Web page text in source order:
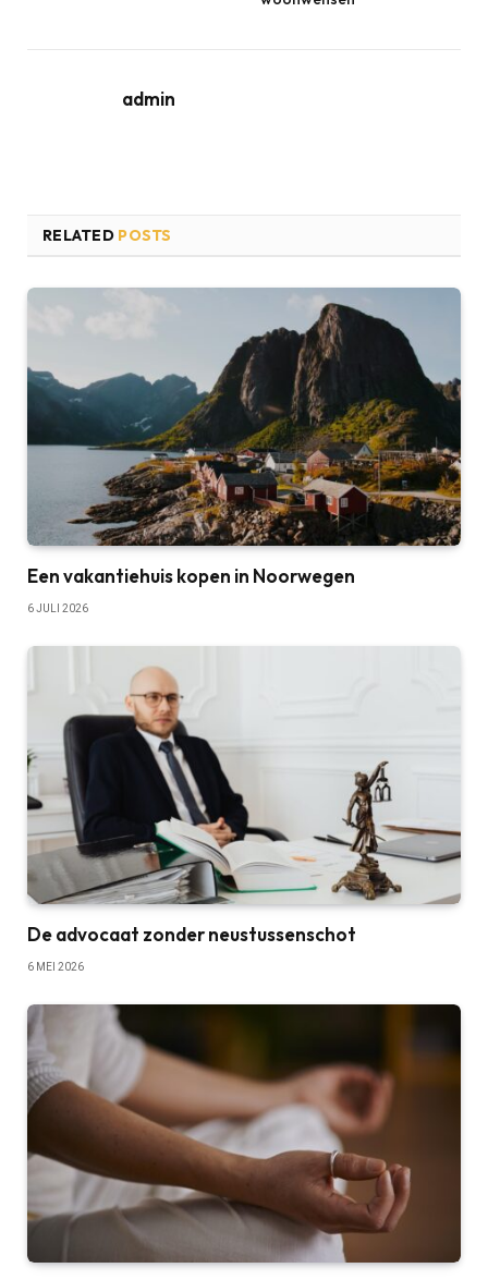
admin
RELATED POSTS
Een vakantiehuis kopen in Noorwegen
6 JULI 2026
De advocaat zonder neustussenschot
6 MEI 2026